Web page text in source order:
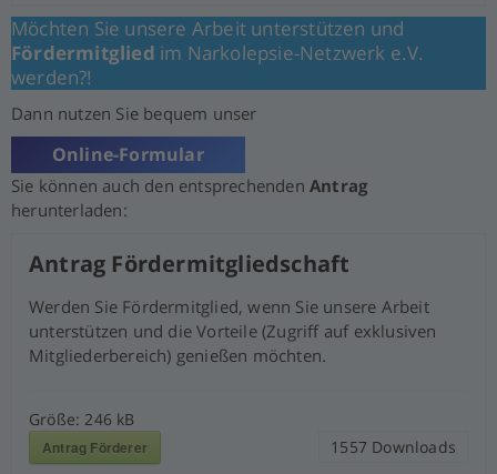
Möchten Sie unsere Arbeit unterstützen und
Fördermitglied im Narkolepsie-Netzwerk e.V.
werden?!
Dann nutzen Sie bequem unser
Online-Formular
Sie können auch den entsprechenden Antrag
herunterladen:
Antrag Fördermitgliedschaft
Werden Sie Fördermitglied, wenn Sie unsere Arbeit
unterstützen und die Vorteile (Zugriff auf exklusiven
Mitgliederbereich) genießen möchten.
Größe:246 kB
Antrag Förderer 1557 Downloads